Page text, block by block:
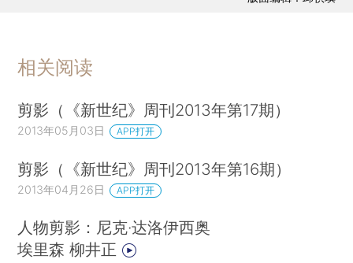
相关阅读
剪影（《新世纪》周刊2013年第17期）
2013年05月03日 APP打开
剪影（《新世纪》周刊2013年第16期）
2013年04月26日 APP打开
人物剪影：尼克·达洛伊西奥
埃里森 柳井正